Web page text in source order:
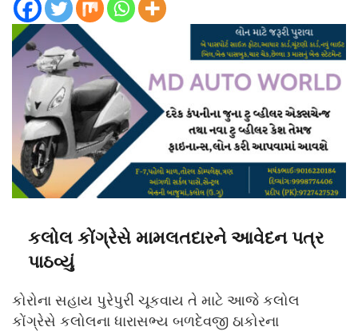
કલોલ કોંગ્રેસે મામલતદારને આવેદન પત્ર
પાઠવ્યું
કોરોના સહાય પુરેપુરી ચૂકવાય તે માટે આજે કલોલ
કોંગ્રેસે કલોલના ધારાસભ્ય બળદેવજી ઠાકોરના